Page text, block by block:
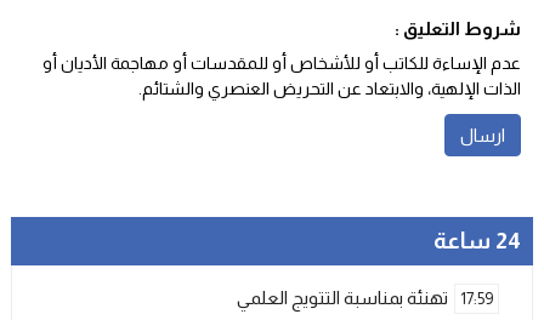
شروط التعليق :
عدم الإساءة للكاتب أو للأشخاص أو للمقدسات أو مهاجمة الأديان أو
الذات الإلهية، والابتعاد عن التحريض العنصري والشتائم‬.
24 ساعة
17:59 تهنئة بمناسبة التتويج العلمي